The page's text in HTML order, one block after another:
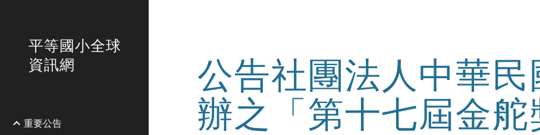
平等國小全球
資訊網
重要公告
公告社團法人中華
辦之「第十七屆金